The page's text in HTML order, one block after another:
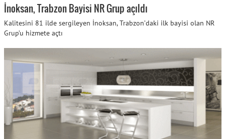
İnoksan, Trabzon Bayisi NR Grup açıldı
Kalitesini 81 ilde sergileyen İnoksan, Trabzon’daki ilk bayisi olan NR
Grup’u hizmete açtı